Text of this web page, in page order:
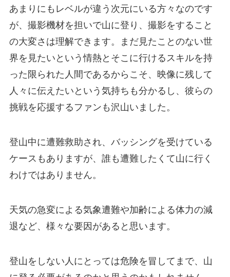
あまりにもレベルが違う次元にいる方々なのです
が、撮影機材を担いで山に登り、撮影をすること
の大変さは理解できます。まだ見たことのない世
界を見たいという情熱とそこに行けるスキルを持
った限られた人間であるからこそ、映像に残して
人々に伝えたいという気持ちも分かるし、彼らの
挑戦を応援するファンも沢山いました。
登山中に遭難救助され、バッシングを受けている
ケースもありますが、誰も遭難したくて山に行く
わけではありません。
天気の急変による気象遭難や加齢による体力の減
退など、様々な要因があると思います。
登山をしない人にとっては危険を冒してまで、山